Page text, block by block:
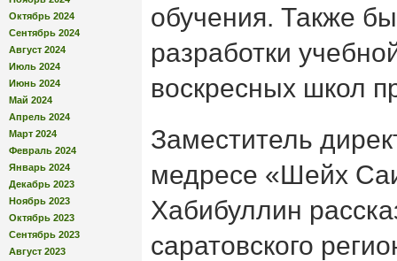
Октябрь 2024
Сентябрь 2024
Август 2024
Июль 2024
Июнь 2024
Май 2024
Апрель 2024
Март 2024
Февраль 2024
Январь 2024
Декабрь 2023
Ноябрь 2023
Октябрь 2023
Сентябрь 2023
Август 2023
обучения. Также
разработки
воскресных школ
Заместитель
медресе «Шейх
Хабибуллин
саратовского